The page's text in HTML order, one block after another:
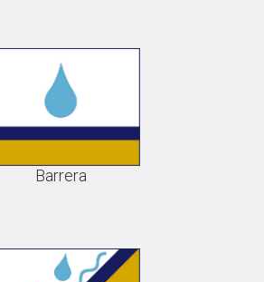
Barrera